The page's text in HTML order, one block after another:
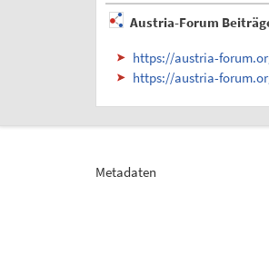
Austria-Forum
https://austria-
https://austria-
Metadaten